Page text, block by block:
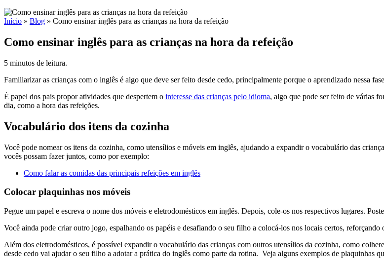
Início » Blog » Como ensinar inglês para as crianças na hora da refeição
Como ensinar inglês para as crianças na hora da refeição
5 minutos de leitura.
Familiarizar as crianças com o inglês é algo que deve ser feito desde cedo, principalmente porque o aprendizado nessa
É papel dos pais propor atividades que despertem o interesse das crianças pelo idioma, algo que pode ser feito de várias
dia, como a hora das refeições.
Vocabulário dos itens da cozinha
Você pode nomear os itens da cozinha, como utensílios e móveis em inglês, ajudando a expandir o vocabulário das
vocês possam fazer juntos, como por exemplo:
Como falar as comidas das principais refeições em inglês
Colocar plaquinhas nos móveis
Pegue um papel e escreva o nome dos móveis e eletrodomésticos em inglês. Depois, cole-os nos respectivos lugares.
Você ainda pode criar outro jogo, espalhando os papéis e desafiando o seu filho a colocá-los nos locais certos, reforçando
Além dos eletrodomésticos, é possível expandir o vocabulário das crianças com outros utensílios da cozinha, como
desde cedo vai ajudar o seu filho a adotar a prática do inglês como parte da rotina. Veja alguns exemplos de plaquinhas